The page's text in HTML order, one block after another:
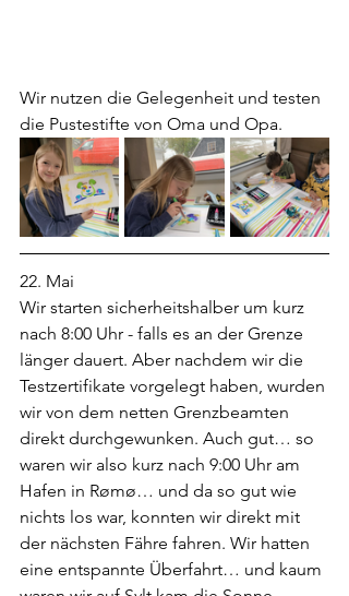
Wir nutzen die Gelegenheit und testen
die Pustestifte von Oma und Opa.
22. Mai
Wir starten sicherheitshalber um kurz
nach 8:00 Uhr - falls es an der Grenze
länger dauert. Aber nachdem wir die
Testzertifikate vorgelegt haben, wurden
wir von dem netten Grenzbeamten
direkt durchgewunken. Auch gut… so
waren wir also kurz nach 9:00 Uhr am
Hafen in Rømø… und da so gut wie
nichts los war, konnten wir direkt mit
der nächsten Fähre fahren. Wir hatten
eine entspannte Überfahrt… und kaum